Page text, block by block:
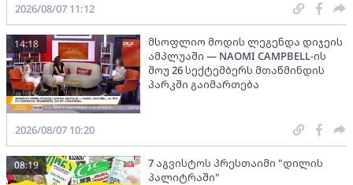
2026/08/07 11:12
მსოფლიო მოდის ლეგენდა დიჯეის
ამპლუაში — NAOMI CAMPBELL-ის
შოუ 26 სექტემბერს მთაწმინდის
პარკში გაიმართება
14:18
2026/08/07 10:20
7 აგვისტოს პრესთაიმი "დილის
პალიტრაში"
08:19